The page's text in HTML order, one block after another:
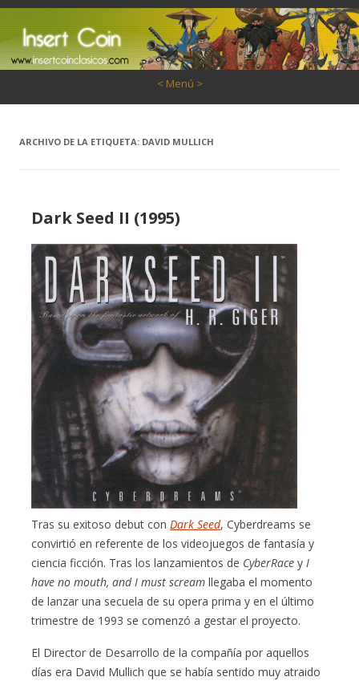
< Menú >
ARCHIVO DE LA ETIQUETA: DAVID MULLICH
Dark Seed II (1995)
Tras su exitoso debut con Dark Seed, Cyberdreams se
convirtió en referente de los videojuegos de fantasía y
ciencia ficción. Tras los lanzamientos de CyberRace y I
have no mouth, and I must scream llegaba el momento
de lanzar una secuela de su opera prima y en el último
trimestre de 1993 se comenzó a gestar el proyecto.
El Director de Desarrollo de la compañía por aquellos
días era David Mullich que se había sentido muy atraido